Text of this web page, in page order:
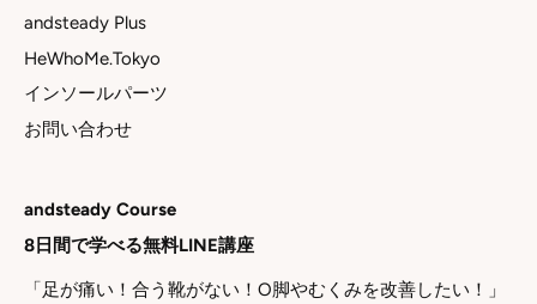
andsteady Plus
HeWhoMe.Tokyo
インソールパーツ
お問い合わせ
andsteady Course
8日間で学べる無料LINE講座
「足が痛い！合う靴がない！O脚やむくみを改善したい！」